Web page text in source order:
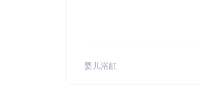
婴儿浴缸